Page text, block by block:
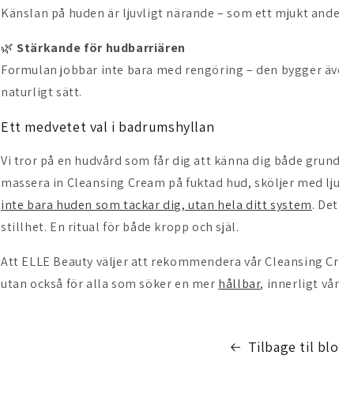
Känslan på huden är ljuvligt närande – som ett mjukt
🌿Stärkande för hudbarriären
Formulan jobbar inte bara med rengöring – den bygger
naturligt sätt.
Ett medvetet val i badrumshyllan
Vi tror på en hudvård som får dig att känna dig både
massera in Cleansing Cream på fuktad hud, sköljer med
inte bara huden som tackar dig, utan hela ditt system.
stillhet. En ritual för både kropp och själ.
Att ELLE Beauty väljer att rekommendera vår Cleansing
utan också för alla som söker en mer hållbar, innerligt
Tilbage til